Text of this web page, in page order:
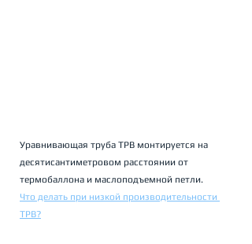
Уравнивающая труба ТРВ монтируется на
десятисантиметровом расстоянии от
термобаллона и маслоподъемной петли.
Что делать при низкой производительности
ТРВ?